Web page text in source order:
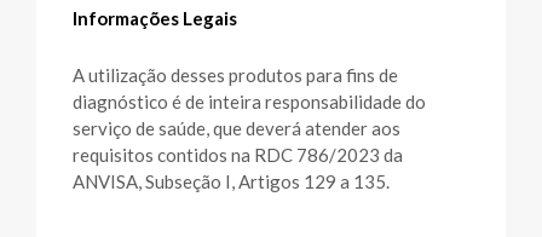
Informações Legais
A utilização desses produtos para fins de
diagnóstico é de inteira responsabilidade do
serviço de saúde, que deverá atender aos
requisitos contidos na RDC 786/2023 da
ANVISA, Subseção I, Artigos 129 a 135.